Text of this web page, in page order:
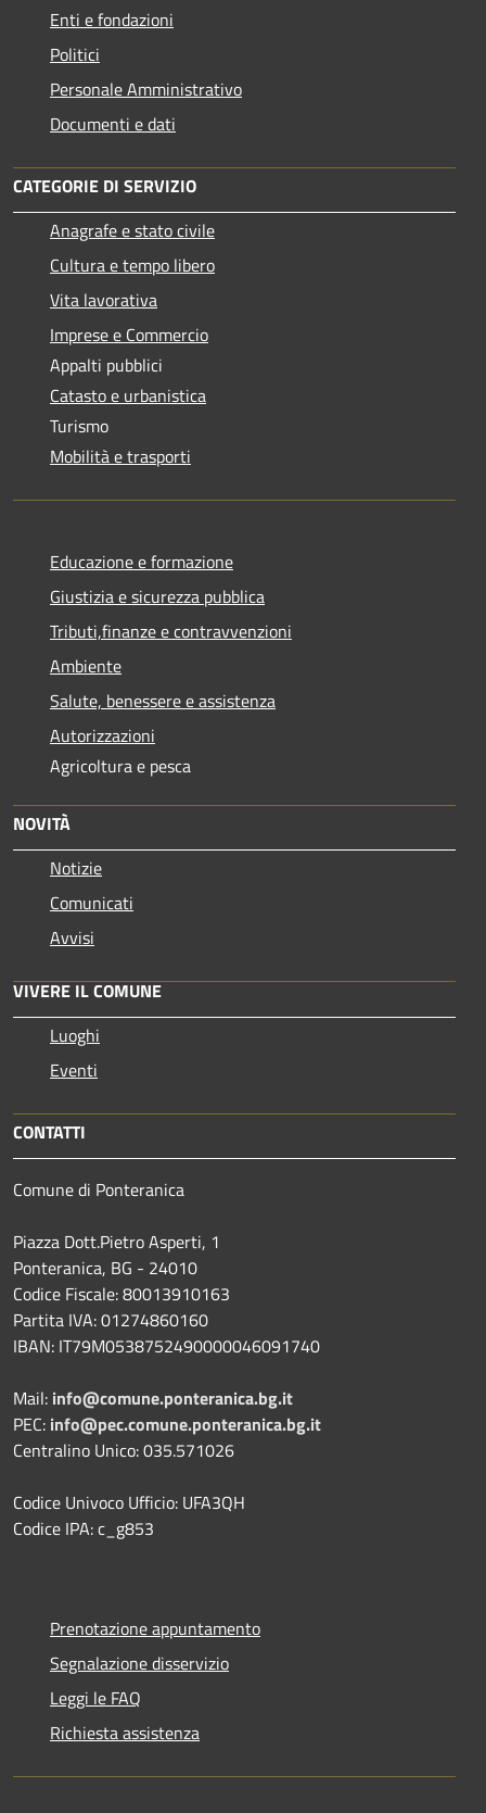
Enti e fondazioni
Politici
Personale Amministrativo
Documenti e dati
CATEGORIE DI SERVIZIO
Anagrafe e stato civile
Cultura e tempo libero
Vita lavorativa
Imprese e Commercio
Appalti pubblici
Catasto e urbanistica
Turismo
Mobilità e trasporti
Educazione e formazione
Giustizia e sicurezza pubblica
Tributi,finanze e contravvenzioni
Ambiente
Salute, benessere e assistenza
Autorizzazioni
Agricoltura e pesca
NOVITÀ
Notizie
Comunicati
Avvisi
VIVERE IL COMUNE
Luoghi
Eventi
CONTATTI
Comune di Ponteranica
Piazza Dott.Pietro Asperti, 1
Ponteranica, BG - 24010
Codice Fiscale: 80013910163
Partita IVA: 01274860160
IBAN: IT79M0538752490000046091740
Mail: info@comune.ponteranica.bg.it
PEC: info@pec.comune.ponteranica.bg.it
Centralino Unico: 035.571026
Codice Univoco Ufficio: UFA3QH
Codice IPA: c_g853
Prenotazione appuntamento
Segnalazione disservizio
Leggi le FAQ
Richiesta assistenza